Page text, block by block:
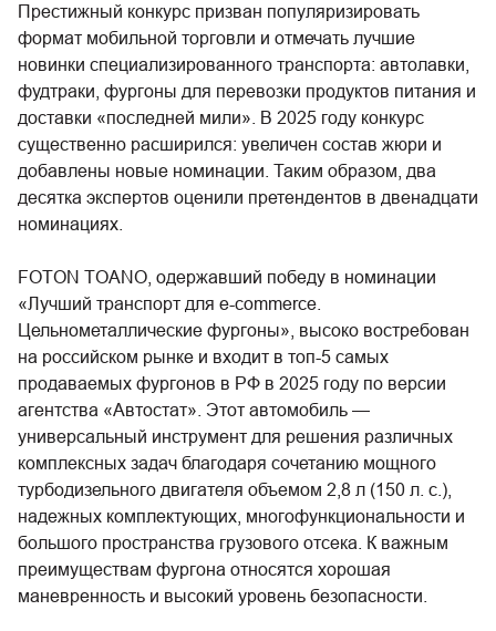
Престижный конкурс призван популяризировать
формат мобильной торговли и отмечать лучшие
новинки специализированного транспорта: автолавки,
фудтраки, фургоны для перевозки продуктов питания и
доставки «последней мили». В 2025 году конкурс
существенно расширился: увеличен состав жюри и
добавлены новые номинации. Таким образом, два
десятка экспертов оценили претендентов в двенадцати
номинациях.
FOTON TOANO, одержавший победу в номинации
«Лучший транспорт для е-соmmerce.
Цельнометаллические фургоны», высоко востребован
на российском рынке и входит в топ-5 самых
продаваемых фургонов в РФ в 2025 году по версии
агентства «Автостат». Этот автомобиль —
универсальный инструмент для решения различных
комплексных задач благодаря сочетанию мощного
турбодизельного двигателя объемом 2,8 л (150 л. с.),
надежных комплектующих, многофункциональности и
большого пространства грузового отсека. К важным
преимуществам фургона относятся хорошая
маневренность и высокий уровень безопасности.